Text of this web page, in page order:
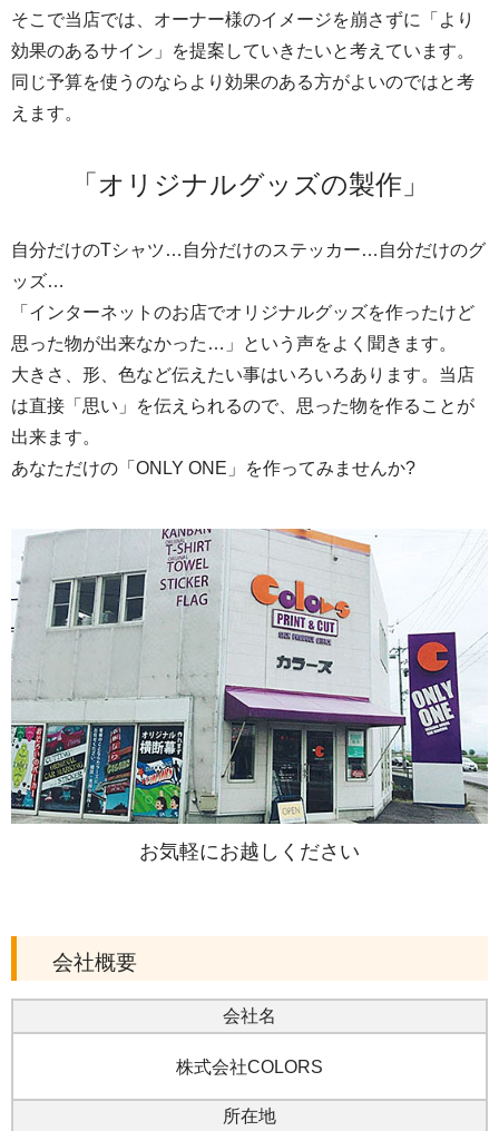
そこで当店では、オーナー様のイメージを崩さずに「より
効果のあるサイン」を提案していきたいと考えています。
同じ予算を使うのならより効果のある方がよいのではと考
えます。
「オリジナルグッズの製作」
自分だけのTシャツ…自分だけのステッカー…自分だけのグ
ッズ…
「インターネットのお店でオリジナルグッズを作ったけど
思った物が出来なかった…」という声をよく聞きます。
大きさ、形、色など伝えたい事はいろいろあります。当店
は直接「思い」を伝えられるので、思った物を作ることが
出来ます。
あなただけの「ONLY ONE」を作ってみませんか?
お気軽にお越しください
会社概要
会社名
株式会社COLORS
所在地